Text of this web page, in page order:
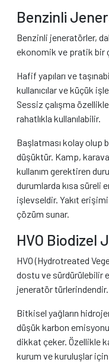
Benzinli
Benzinli jeneratörler,
ekonomik ve pratik bir
Hafif yapıları ve
kullanıcılar ve küçük
Sessiz çalışma
rahatlıkla kullanılabilir.
Başlatması kolay olup
düşüktür. Kamp,
kullanım gerektiren
durumlarda kısa süreli
işlevseldir. Yakıt
çözüm sunar.
HVO Biodizel
HVO (Hydrotreated
dostu ve sürdürülebilir
jeneratör türlerindendir.
Bitkisel yağların
düşük karbon
dikkat çeker. Özellikle
kurum ve kuruluşlar